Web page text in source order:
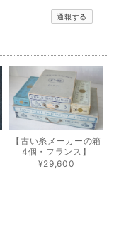
通報する
【古い糸メーカーの箱
4個・フランス】
¥29,600